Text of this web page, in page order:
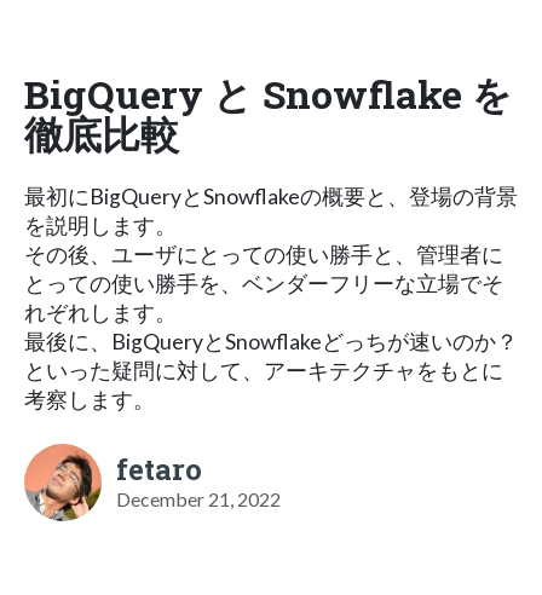
BigQuery と Snowflake を
徹底比較
最初にBigQueryとSnowflakeの概要と、登場の背景
を説明します。
その後、ユーザにとっての使い勝手と、管理者に
とっての使い勝手を、ベンダーフリーな立場でそ
れぞれします。
最後に、BigQueryとSnowflakeどっちが速いのか？
といった疑問に対して、アーキテクチャをもとに
考察します。
fetaro
December 21, 2022